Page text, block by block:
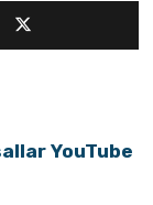
YouTube